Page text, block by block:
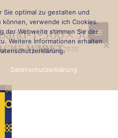
1-300×300
Engels/15. März 2020
Sie optimal zu gestalten und
verwende ich Cookies.
der Webweite stimmen Sie der
Weitere Informationen erhalten
Datenschutzerklärung